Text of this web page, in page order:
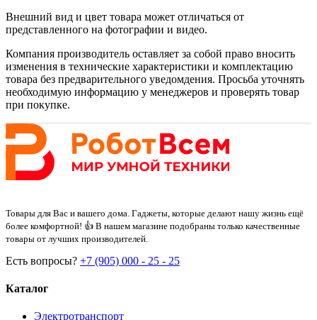
Внешний вид и цвет товара может отличаться от
представленного на фотографии и видео.
Компания производитель оставляет за собой право вносить
изменения в технические характеристики и комплектацию
товара без предварительного уведомдения. Просьба уточнять
необходимую информацию у менеджеров и проверять товар
при покупке.
Товары для Вас и вашего дома. Гаджеты, которые делают нашу жизнь ещё
более комфортной! 👍 В нашем магазине подобраны только качественные
товары от лучших производителей.
Есть вопросы? +7 (905) 000 - 25 - 25
Каталог
Электротранспорт